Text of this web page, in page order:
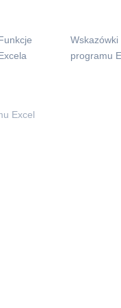
Wskazówki
programu
Excel